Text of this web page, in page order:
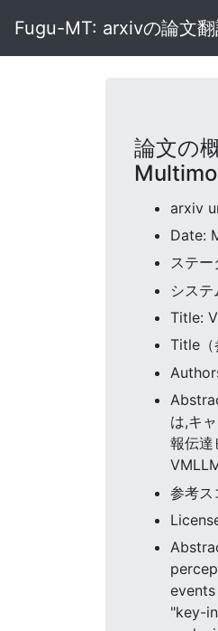
Fugu-MT: arxivの論文翻
論文の
arxiv
Date:
ステー
シス
Title:
Title（
は,キ
報伝達
参考
"key-